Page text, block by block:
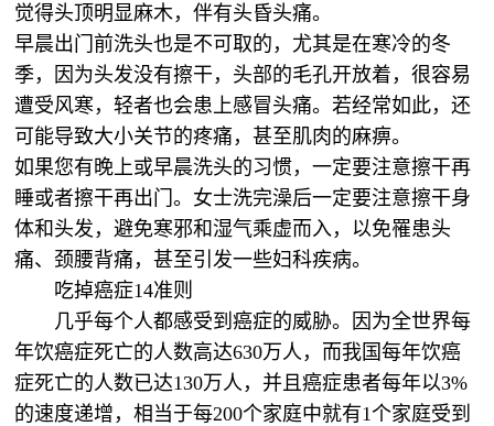
觉得头顶明显麻木，伴有头昏头痛。
早晨出门前洗头也是不可取的，尤其是在寒冷的冬
季，因为头发没有擦干，头部的毛孔开放着，很容易
遭受风寒，轻者也会患上感冒头痛。若经常如此，还
可能导致大小关节的疼痛，甚至肌肉的麻痹。
如果您有晚上或早晨洗头的习惯，一定要注意擦干再
睡或者擦干再出门。女士洗完澡后一定要注意擦干身
体和头发，避免寒邪和湿气乘虚而入，以免罹患头
痛、颈腰背痛，甚至引发一些妇科疾病。
吃掉癌症14准则
几乎每个人都感受到癌症的威胁。因为全世界每
年饮癌症死亡的人数高达630万人，而我国每年饮癌
症死亡的人数已达130万人，并且癌症患者每年以3%
的速度递增，相当于每200个家庭中就有1个家庭受到